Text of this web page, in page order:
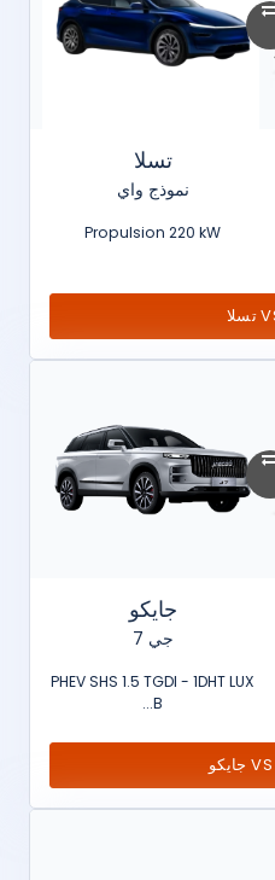
تسلا
نموذج واي
Propulsion 220 kW
جايكو
جي 7
PHEV SHS 1.5 TGDI - 1DHT LUX
B...